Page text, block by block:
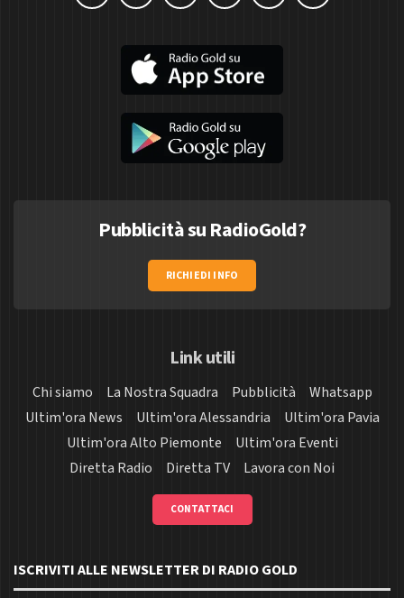
Pubblicità su RadioGold?
RICHIEDI INFO
Link utili
Chi siamo La Nostra Squadra Pubblicità
Whatsapp
Ultim'ora News
Ultim'ora Alessandria
Ultim'ora Pavia
Ultim'ora Alto Piemonte
Ultim'ora Eventi
Diretta Radio
Diretta TV Lavora con Noi
CONTATTACI
ISCRIVITI ALLE NEWSLETTER DI RADIO GOLD